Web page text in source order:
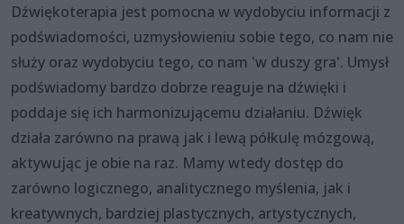
Dźwiękoterapia jest pomocna w wydobyciu informacji z
podświadomości, uzmysłowieniu sobie tego, co nam nie
służy oraz wydobyciu tego, co nam 'w duszy gra'. Umysł
podświadomy bardzo dobrze reaguje na dźwięki i
poddaje się ich harmonizującemu działaniu. Dźwięk
działa zarówno na prawą jak i lewą półkulę mózgową,
aktywując je obie na raz. Mamy wtedy dostęp do
zarówno logicznego, analitycznego myślenia, jak i
kreatywnych, bardziej plastycznych, artystycznych,